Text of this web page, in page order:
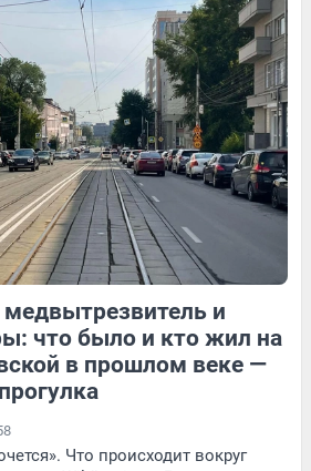
16 Обсудить
19
и
что было и кто жил на
в прошлом веке —
Что происходит вокруг